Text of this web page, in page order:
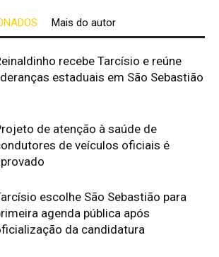
Mais do autor
recebe Tarcísio e reúne
estaduais em São Sebastião
de atenção à saúde de
de veículos oficiais é
escolhe São Sebastião para
agenda pública após
da candidatura